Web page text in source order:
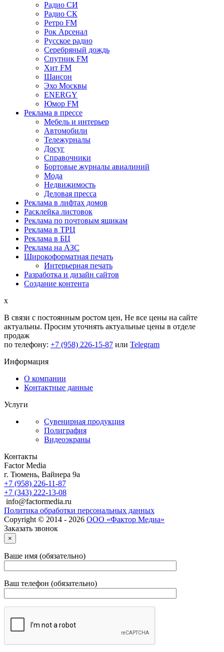
Радио СИ
Радио СК
Ретро FM
Рок Арсенал
Русское радио
Серебряный дождь
Спутник FM
Хит FM
Шансон
Эхо Москвы
ENERGY
Юмор FM
Реклама в прессе
Мебель и интерьер
Автомобили
Тележурналы
Досуг
Справочники
Бортовые журналы авиалиний
Мода
Недвижимость
Деловая пресса
Реклама в лифтах домов
Расклейка листовок
Реклама по почтовым ящикам
Реклама в ТРЦ
Реклама в БЦ
Реклама на АЗС
Широкоформатная печать
Интерьерная печать
Разработка и дизайн сайтов
Создание контента
x
В связи с постоянным ростом цен, Не все цены на сайте
актуальны. Просим уточнять актуальные цены в отделе
продаж
по телефону: +7 (958) 226-15-87 или Telegram
Информация
О компании
Контактные данные
Услуги
Сувенирная продукция
Полиграфия
Видеоэкраны
Контакты
Factor Media
г. Тюмень, Вайнера 9а
+7 (958) 226-11-87
+7 (343) 222-13-08
info@factormedia.ru
Политика обработки персональных данных
Copyright © 2014 - 2026 ООО «Фактор Медиа»
Заказать звонок
×
Ваше имя (обязательно)
Ваш телефон (обязательно)